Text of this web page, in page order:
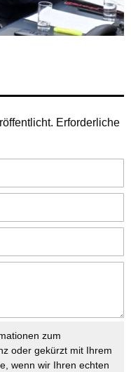
Erforderliche
zum
oder gekürzt mit Ihrem
wenn wir Ihren echten